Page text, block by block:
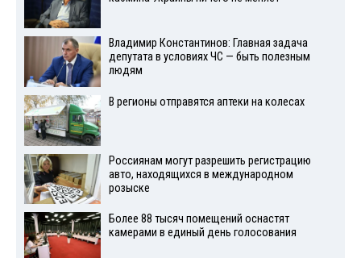
Владимир Константинов: Главная задача
депутата в условиях ЧС — быть полезным
людям
В регионы отправятся аптеки на колесах
Россиянам могут разрешить регистрацию
авто, находящихся в международном
розыске
Более 88 тысяч помещений оснастят
камерами в единый день голосования